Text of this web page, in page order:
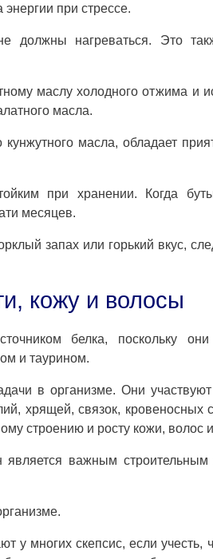
при стрессе.
нагреваться. Это
маслу холодного отжима и
масла.
масла, обладает
при хранении. Когда
месяцев.
запах или горький вкус,
кожу и волосы
белка, поскольку
и таурином.
в организме. Они
хрящей, связок, кровеносных
строению и росту кожи, волос
является важным
у многих скепсис, если учесть,